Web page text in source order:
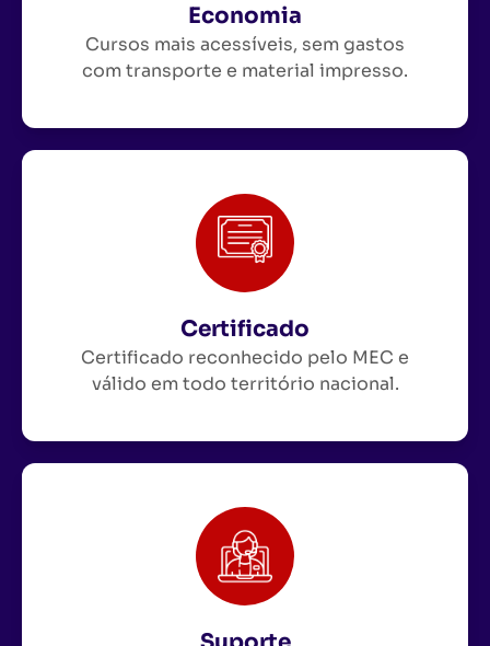
Economia
Cursos mais acessíveis, sem gastos
com transporte e material impresso.
Certificado
Certificado reconhecido pelo MEC e
válido em todo território nacional.